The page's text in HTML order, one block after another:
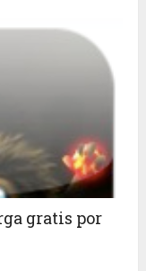
gratis por